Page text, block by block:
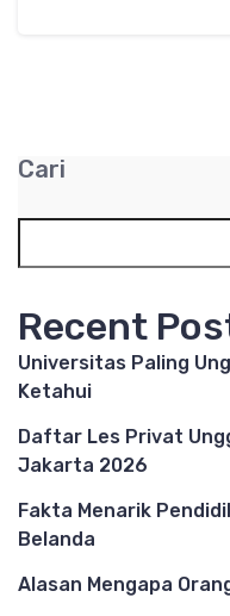
Cari
Recent
Universitas Paling
Ketahui
Daftar Les Privat
Jakarta 2026
Fakta Menarik
Belanda
Alasan Mengapa